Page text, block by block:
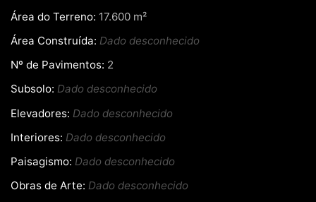
Área do Terreno: 17.600 m²
Área Construída: Dado desconhecido
Nº de Pavimentos: 2
Subsolo: Dado desconhecido
Elevadores: Dado desconhecido
Interiores: Dado desconhecido
Paisagismo: Dado desconhecido
Obras de Arte: Dado desconhecido